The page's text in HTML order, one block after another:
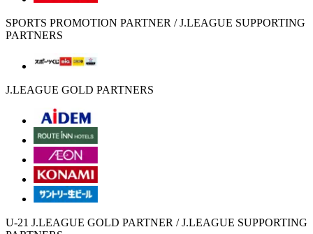
SPORTS PROMOTION PARTNER / J.LEAGUE SUPPORTING
PARTNERS
J.LEAGUE GOLD PARTNERS
U-21 J.LEAGUE GOLD PARTNER / J.LEAGUE SUPPORTING